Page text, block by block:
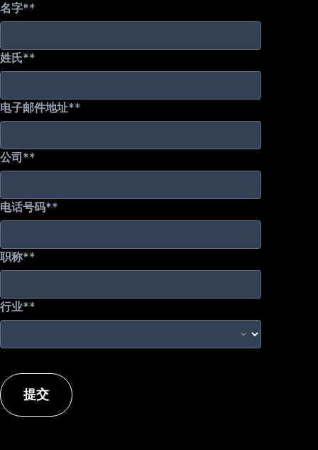
名字*
姓氏*
电子邮件地址*
公司*
电话号码*
职称*
行业*